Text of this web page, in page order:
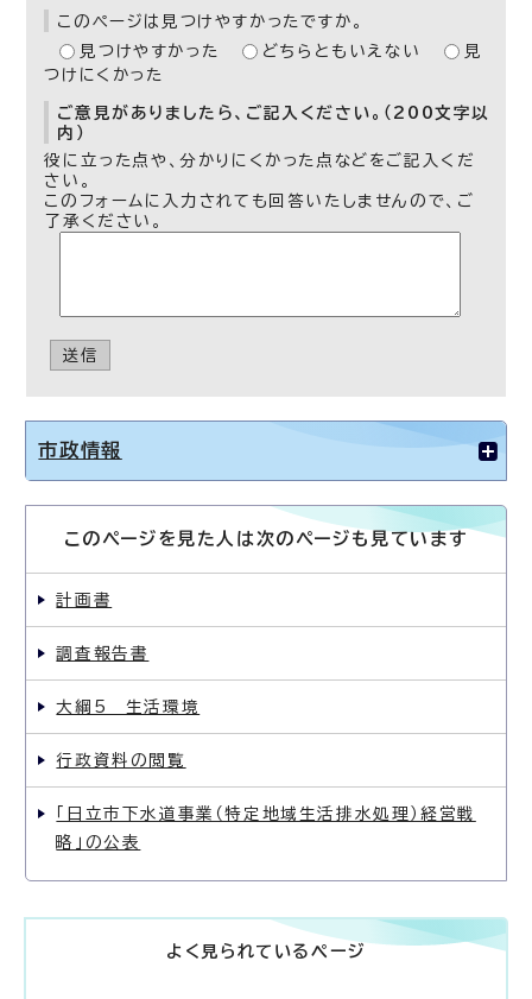
このページは見つけやすかったですか。
見つけやすかった
どちらともいえない
見
つけにくかった
ご意見がありましたら、ご記入ください。（200文字以
内）
役に立った点や、分かりにくかった点などをご記入くだ
さい。
このフォームに入力されても回答いたしませんので、ご
了承ください。
送信
市政情報
このページを見た人は次のページも見ています
計画書
調査報告書
大綱5 生活環境
行政資料の閲覧
「日立市下水道事業（特定地域生活排水処理）経営戦
略」の公表
よく見られているページ